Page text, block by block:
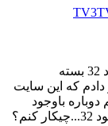
یا همون نود 32 بسته
این سایت